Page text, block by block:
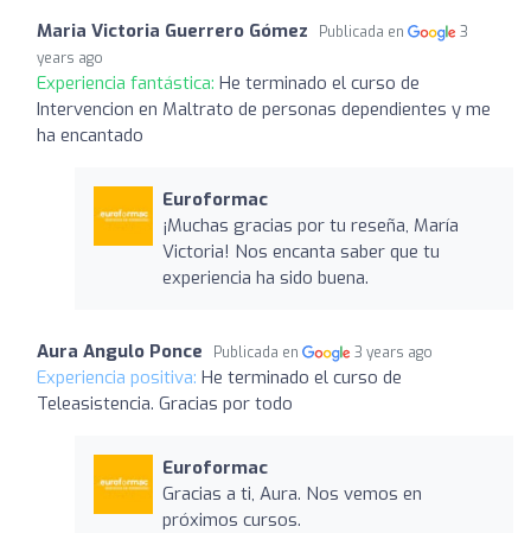
Maria Victoria Guerrero Gómez Publicada en
3
years ago
Experiencia fantástica: He terminado el curso de
Intervencion en Maltrato de personas dependientes y me
ha encantado
Euroformac
¡Muchas gracias por tu reseña, María
Victoria! Nos encanta saber que tu
experiencia ha sido buena.
Aura Angulo Ponce Publicada en 3 years ago
Experiencia positiva: He terminado el curso de
Teleasistencia. Gracias por todo
Euroformac
Gracias a ti, Aura. Nos vemos en
próximos cursos.